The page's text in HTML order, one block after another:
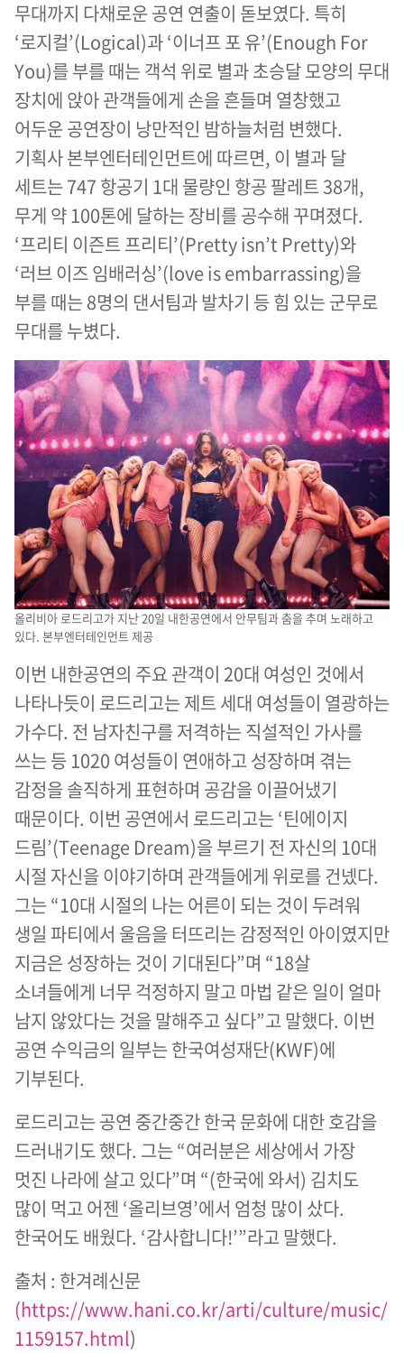
무대까지 다채로운 공연 연출이 돋보였다. 특히
‘로지컬’(Logical)과 ‘이너프 포 유’(Enough For
You)를 부를 때는 객석 위로 별과 초승달 모양의 무대
장치에 앉아 관객들에게 손을 흔들며 열창했고
어두운 공연장이 낭만적인 밤하늘처럼 변했다.
기획사 본부엔터테인먼트에 따르면, 이 별과 달
세트는 747 항공기 1대 물량인 항공 팔레트 38개,
무게 약 100톤에 달하는 장비를 공수해 꾸며졌다.
‘프리티 이즌트 프리티’(Pretty isn’t Pretty)와
‘러브 이즈 임배러싱’(love is embarrassing)을
부를 때는 8명의 댄서팀과 발차기 등 힘 있는 군무로
무대를 누볐다.
올리비아 로드리고가 지난 20일 내한공연에서 안무팀과 춤을 추며 노래하고
있다. 본부엔터테인먼트 제공
이번 내한공연의 주요 관객이 20대 여성인 것에서
나타나듯이 로드리고는 제트 세대 여성들이 열광하는
가수다. 전 남자친구를 저격하는 직설적인 가사를
쓰는 등 1020 여성들이 연애하고 성장하며 겪는
감정을 솔직하게 표현하며 공감을 이끌어냈기
때문이다. 이번 공연에서 로드리고는 ‘틴에이지
드림’(Teenage Dream)을 부르기 전 자신의 10대
시절 자신을 이야기하며 관객들에게 위로를 건넸다.
그는 “10대 시절의 나는 어른이 되는 것이 두려워
생일 파티에서 울음을 터뜨리는 감정적인 아이였지만
지금은 성장하는 것이 기대된다”며 “18살
소녀들에게 너무 걱정하지 말고 마법 같은 일이 얼마
남지 않았다는 것을 말해주고 싶다”고 말했다. 이번
공연 수익금의 일부는 한국여성재단(KWF)에
기부된다.
로드리고는 공연 중간중간 한국 문화에 대한 호감을
드러내기도 했다. 그는 “여러분은 세상에서 가장
멋진 나라에 살고 있다”며 “(한국에 와서) 김치도
많이 먹고 어젠 ‘올리브영’에서 엄청 많이 샀다.
한국어도 배웠다. ‘감사합니다!’”라고 말했다.
출처 : 한겨례신문
(https://www.hani.co.kr/arti/culture/music/
1159157.html)